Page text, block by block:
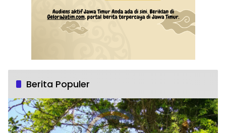
Berita Populer